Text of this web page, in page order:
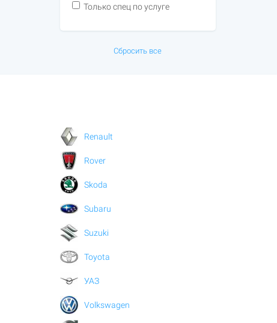
Только спец по услуге
Сбросить все
Renault
Rover
Skoda
Subaru
Suzuki
Toyota
УАЗ
Volkswagen